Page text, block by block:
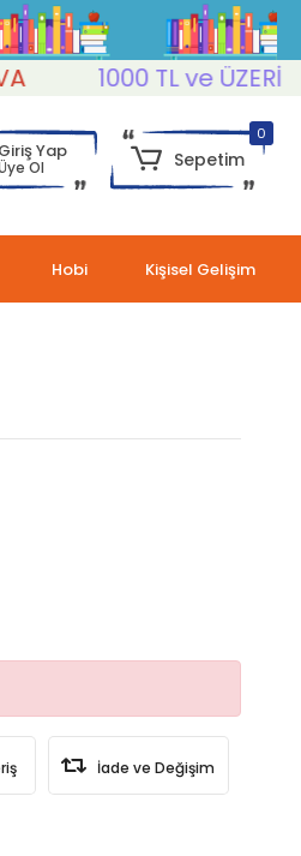
1000 TL ve ÜZERİ
Giriş Yap
Ol
0
Sepetim
Hobi Kişisel Gelişim
İade ve Değişim